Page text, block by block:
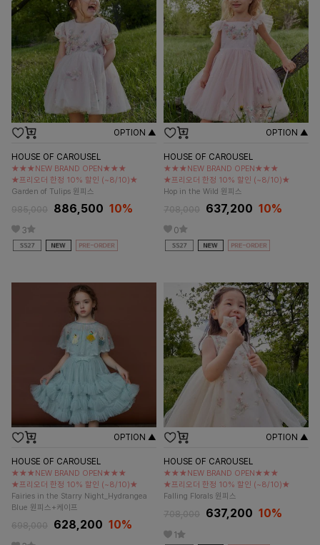
OPTION ▲
HOUSE OF CAROUSEL
★★★NEW BRAND OPEN★★★
★프리오더 한정 10% 할인 (~8/10)★
Garden of Tulips 원피스
985,000 886,500 10%
3
OPTION ▲
HOUSE OF CAROUSEL
★★★NEW BRAND OPEN★★★
★프리오더 한정 10% 할인 (~8/10)★
Hop in the Wild 원피스
708,000 637,200 10%
0
OPTION ▲
HOUSE OF CAROUSEL
★★★NEW BRAND OPEN★★★
★프리오더 한정 10% 할인 (~8/10)★
Fairies in the Starry Night_Hydrangea
Blue 원피스+케이프
698,000 628,200 10%
OPTION ▲
HOUSE OF CAROUSEL
★★★NEW BRAND OPEN★★★
★프리오더 한정 10% 할인 (~8/10)★
Falling Florals 원피스
708,000 637,200 10%
1